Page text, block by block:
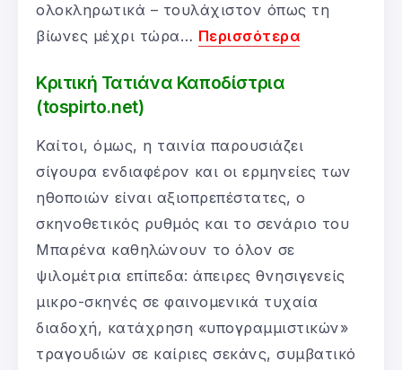
ολοκληρωτικά – τουλάχιστον όπως τη
βίωνες μέχρι τώρα… Περισσότερα
Κριτική Τατιάνα Καποδίστρια
(tospirto.net)
Καίτοι, όμως, η ταινία παρουσιάζει
σίγουρα ενδιαφέρον και οι ερμηνείες των
ηθοποιών είναι αξιοπρεπέστατες, ο
σκηνοθετικός ρυθμός και το σενάριο του
Μπαρένα καθηλώνουν το όλον σε
ψιλομέτρια επίπεδα: άπειρες θνησιγενείς
μικρο-σκηνές σε φαινομενικά τυχαία
διαδοχή, κατάχρηση «υπογραμμιστικών»
τραγουδιών σε καίριες σεκάνς, συμβατικό